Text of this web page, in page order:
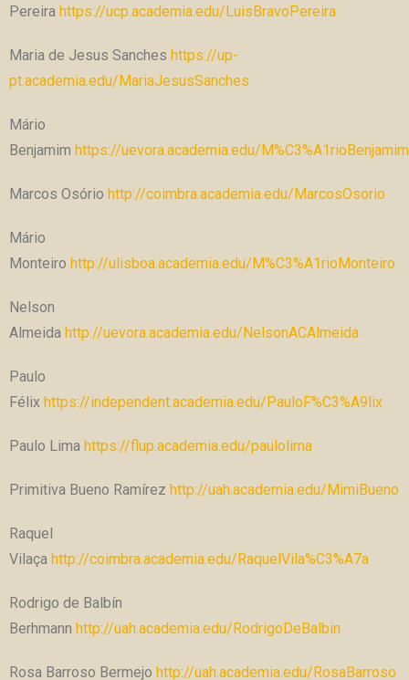
Pereira https://ucp.academia.edu/LuisBravoPereira
Maria de Jesus Sanches https://up-
pt.academia.edu/MariaJesusSanches
Mário
Benjamim https://uevora.academia.edu/M%C3%A1rioBenjamim
Marcos Osório http://coimbra.academia.edu/MarcosOsorio
Mário
Monteiro http://ulisboa.academia.edu/M%C3%A1rioMonteiro
Nelson
Almeida http://uevora.academia.edu/NelsonACAlmeida
Paulo
Félix https://independent.academia.edu/PauloF%C3%A9lix
Paulo Lima https://flup.academia.edu/paulolima
Primitiva Bueno Ramírez http://uah.academia.edu/MimiBueno
Raquel
Vilaça http://coimbra.academia.edu/RaquelVila%C3%A7a
Rodrigo de Balbín
Berhmann http://uah.academia.edu/RodrigoDeBalbin
Rosa Barroso Bermejo http://uah.academia.edu/RosaBarroso